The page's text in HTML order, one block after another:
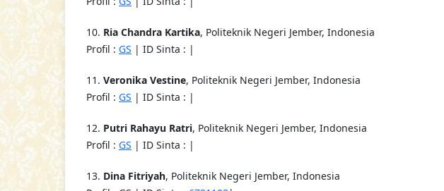
10. Ria Chandra Kartika, Politeknik Negeri Jember, Indonesia
Profil : GS | ID Sinta : |
11. Veronika Vestine, Politeknik Negeri Jember, Indonesia
Profil : GS | ID Sinta : |
12. Putri Rahayu Ratri, Politeknik Negeri Jember, Indonesia
Profil : GS | ID Sinta : |
13. Dina Fitriyah, Politeknik Negeri Jember, Indonesia